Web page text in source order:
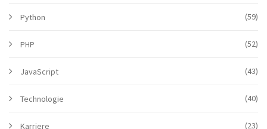
Python (59)
PHP (52)
JavaScript (43)
Technologie (40)
Karriere (23)